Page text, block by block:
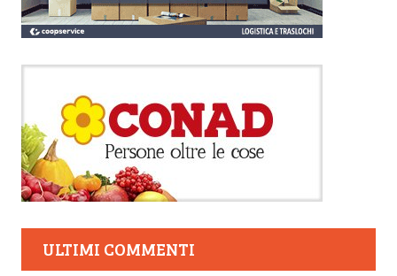
ULTIMI COMMENTI